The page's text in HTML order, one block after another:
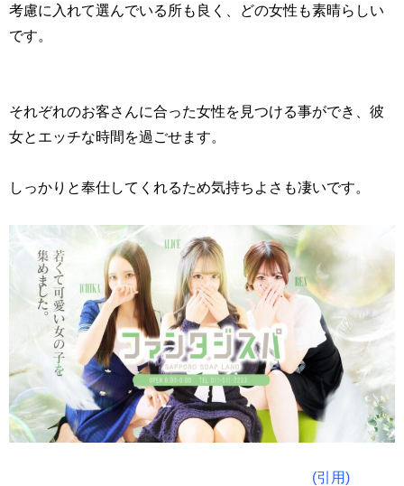
考慮に入れて選んでいる所も良く、どの女性も素晴らしい
です。
それぞれのお客さんに合った女性を見つける事ができ、彼
女とエッチな時間を過ごせます。
しっかりと奉仕してくれるため気持ちよさも凄いです。
(引用)